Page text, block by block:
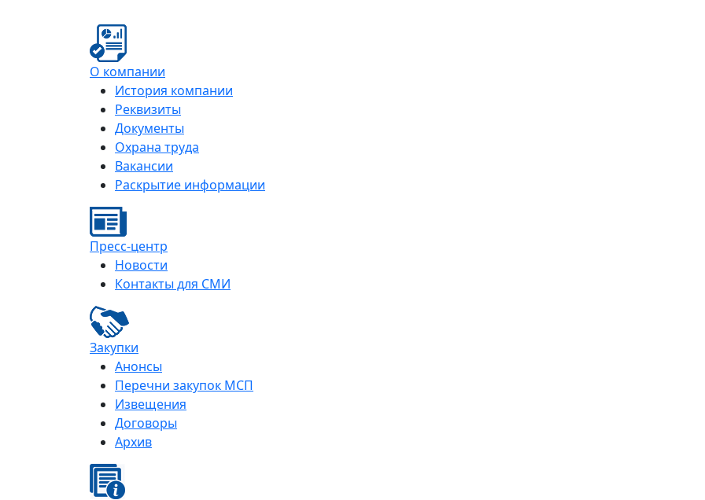
О компании
История компании
Реквизиты
Документы
Охрана труда
Вакансии
Раскрытие информации
Пресс-центр
Новости
Контакты для СМИ
Закупки
Анонсы
Перечни закупок МСП
Извещения
Договоры
Архив